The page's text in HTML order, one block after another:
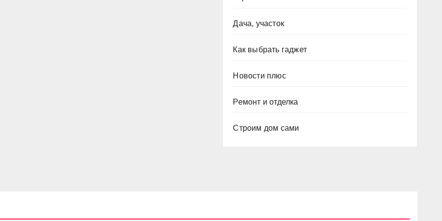
Дача, участок
Как выбрать гаджет
Новости плюс
Ремонт и отделка
Строим дом сами